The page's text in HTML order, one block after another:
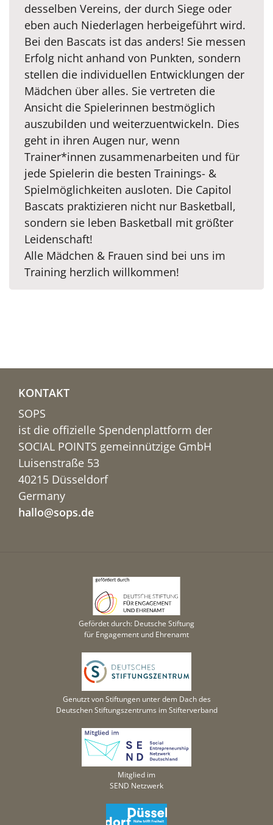
desselben Vereins, der durch Siege oder
eben auch Niederlagen herbeigeführt wird.
Bei den Bascats ist das anders! Sie messen
Erfolg nicht anhand von Punkten, sondern
stellen die individuellen Entwicklungen der
Mädchen über alles. Sie vertreten die
Ansicht die Spielerinnen bestmöglich
auszubilden und weiterzuentwickeln. Dies
geht in ihren Augen nur, wenn
Trainer*innen zusammenarbeiten und für
jede Spielerin die besten Trainings- &
Spielmöglichkeiten ausloten. Die Capitol
Bascats praktizieren nicht nur Basketball,
sondern sie leben Basketball mit größter
Leidenschaft!
Alle Mädchen & Frauen sind bei uns im
Training herzlich willkommen!
KONTAKT
SOPS
ist die offizielle Spendenplattform der
SOCIAL POINTS gemeinnützige GmbH
Luisenstraße 53
40215 Düsseldorf
Germany
hallo@sops.de
Gefördet durch: Deutsche Stiftung
für Engagement und Ehrenamt
Genutzt von Stiftungen unter dem Dach des
Deutschen Stiftungszentrums im Stifterverband
Mitglied im
SEND Netzwerk